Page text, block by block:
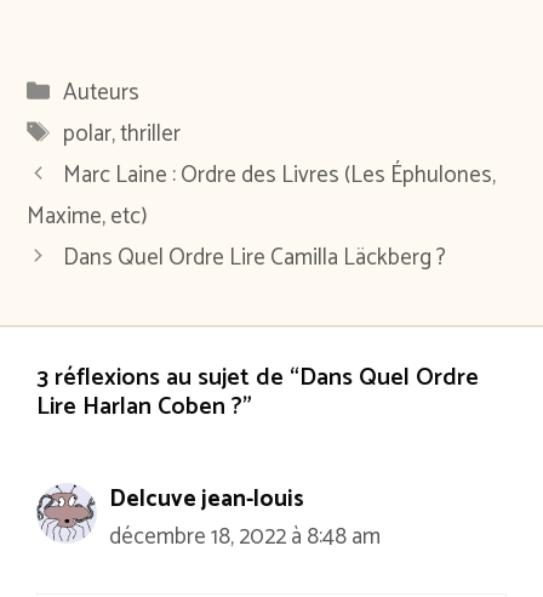
Catégories
Auteurs
Étiquettes
polar,thriller
Marc Laine : Ordre des Livres (Les Éphulones,
Maxime, etc)
Dans Quel Ordre Lire Camilla Läckberg ?
3 réflexions au sujet de “Dans Quel Ordre
Lire Harlan Coben ?”
Delcuve jean-louis
décembre 18, 2022 à 8:48 am